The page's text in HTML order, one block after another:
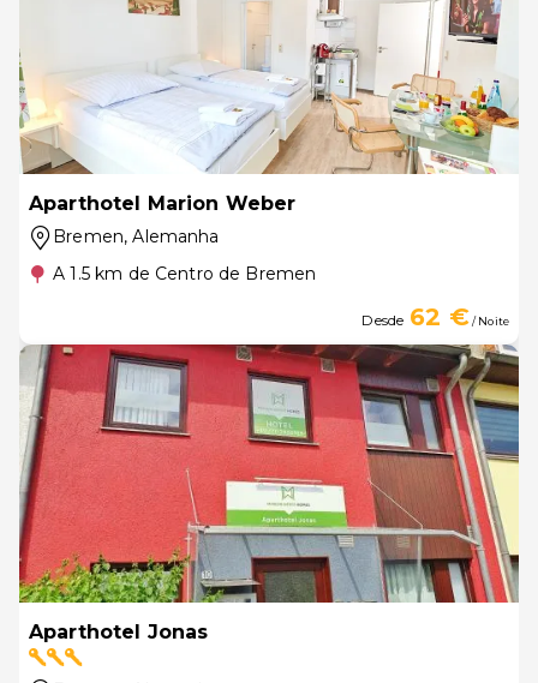
Aparthotel Marion Weber
Bremen, Alemanha
A 1.5 km de Centro de Bremen
Desde 62 €/ Noite
Aparthotel Jonas